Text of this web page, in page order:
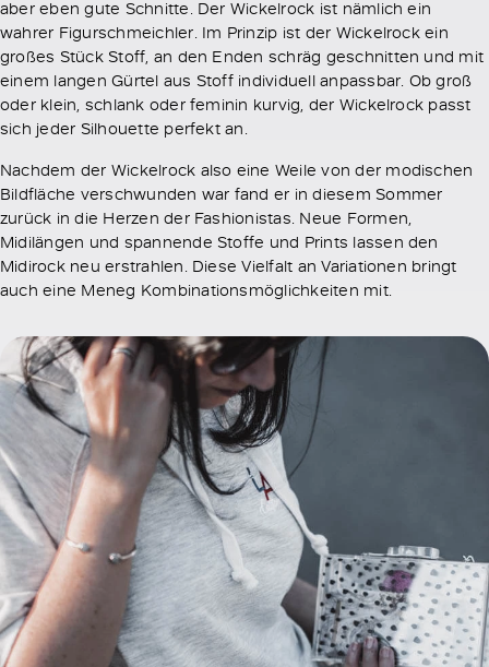
aber eben gute Schnitte. Der Wickelrock ist nämlich ein
wahrer Figurschmeichler. Im Prinzip ist der Wickelrock ein
großes Stück Stoff, an den Enden schräg geschnitten und mit
einem langen Gürtel aus Stoff individuell anpassbar. Ob groß
oder klein, schlank oder feminin kurvig, der Wickelrock passt
sich jeder Silhouette perfekt an.
Nachdem der Wickelrock also eine Weile von der modischen
Bildfläche verschwunden war fand er in diesem Sommer
zurück in die Herzen der Fashionistas. Neue Formen,
Midilängen und spannende Stoffe und Prints lassen den
Midirock neu erstrahlen. Diese Vielfalt an Variationen bringt
auch eine Meneg Kombinationsmöglichkeiten mit.